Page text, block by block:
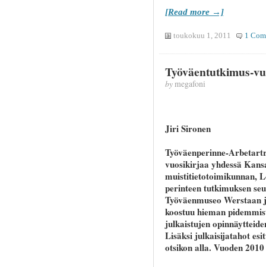
[Read more →]
toukokuu 1, 2011 1
Työväentutkimus-
bymegafoni
Jiri Sironen
Työväenperinne-
vuosikirjaa yhdessä
muistitietotoimikunnan,
perinteen tutkimuksen
Työväenmuseo
koostuu hieman
julkaistujen
Lisäksi julkaisijatahot
otsikon alla. Vuoden